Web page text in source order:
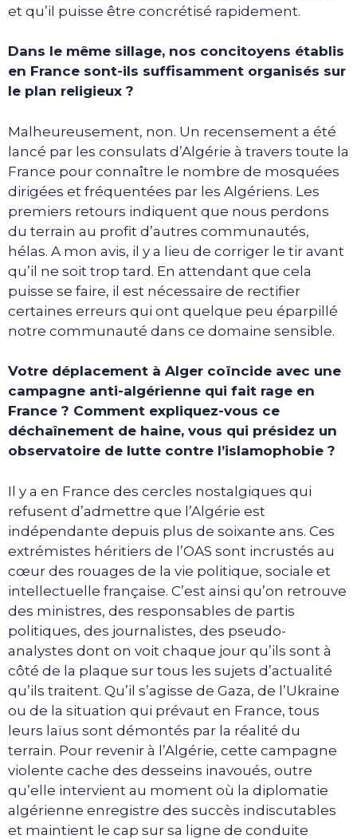
et qu’il puisse être concrétisé rapidement.
Dans le même sillage, nos concitoyens établis
en France sont-ils suffisamment organisés sur
le plan religieux ?
Malheureusement, non. Un recensement a été
lancé par les consulats d’Algérie à travers toute la
France pour connaître le nombre de mosquées
dirigées et fréquentées par les Algériens. Les
premiers retours indiquent que nous perdons
du terrain au profit d’autres communautés,
hélas. A mon avis, il y a lieu de corriger le tir avant
qu’il ne soit trop tard. En attendant que cela
puisse se faire, il est nécessaire de rectifier
certaines erreurs qui ont quelque peu éparpillé
notre communauté dans ce domaine sensible.
Votre déplacement à Alger coïncide avec une
campagne anti-algérienne qui fait rage en
France ? Comment expliquez-vous ce
déchaînement de haine, vous qui présidez un
observatoire de lutte contre l’islamophobie ?
Il y a en France des cercles nostalgiques qui
refusent d’admettre que l’Algérie est
indépendante depuis plus de soixante ans. Ces
extrémistes héritiers de l’OAS sont incrustés au
cœur des rouages de la vie politique, sociale et
intellectuelle française. C’est ainsi qu’on retrouve
des ministres, des responsables de partis
politiques, des journalistes, des pseudo-
analystes dont on voit chaque jour qu’ils sont à
côté de la plaque sur tous les sujets d’actualité
qu’ils traitent. Qu’il s’agisse de Gaza, de l’Ukraine
ou de la situation qui prévaut en France, tous
leurs laïus sont démontés par la réalité du
terrain. Pour revenir à l’Algérie, cette campagne
violente cache des desseins inavoués, outre
qu’elle intervient au moment où la diplomatie
algérienne enregistre des succès indiscutables
et maintient le cap sur sa ligne de conduite